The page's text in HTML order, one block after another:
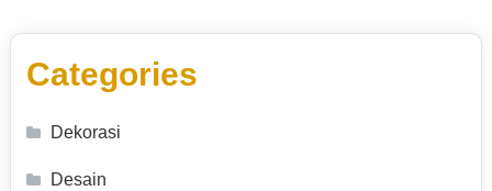
Categories
Dekorasi
Desain